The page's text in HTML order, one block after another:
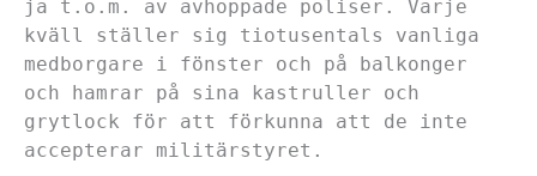
ja t.o.m. av avhoppade poliser. Varje
kväll ställer sig tiotusentals vanliga
medborgare i fönster och på balkonger
och hamrar på sina kastruller och
grytlock för att förkunna att de inte
accepterar militärstyret.